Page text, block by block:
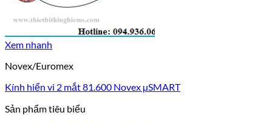
Xem nhanh
Novex/Euromex
Kính hiển vi 2 mắt 81.600 Novex µSMART
Sản phẩm tiêu biểu